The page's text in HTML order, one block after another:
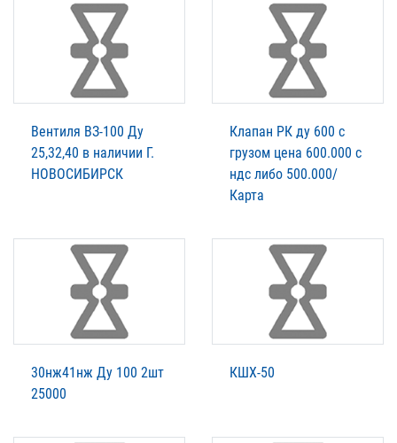
Вентиля ВЗ-100 Ду
25,32,40 в наличии Г.
НОВОСИБИРСК
Клапан РК ду 600 с
грузом цена 600.000 с
ндс либо 500.000/
Карта
30нж41нж Ду 100 2шт
25000
КШХ-50